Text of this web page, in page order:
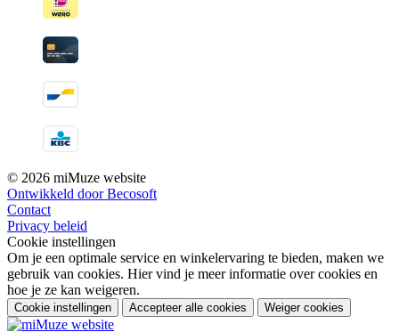
© 2026 miMuze website
Ontwikkeld door Becosoft
Contact
Privacy beleid
Cookie instellingen
Om je een optimale service en winkelervaring te bieden, maken we
gebruik van cookies. Hier vind je meer informatie over cookies en
hoe je ze kan weigeren.
Cookie instellingen Accepteer alle cookies Weiger cookies